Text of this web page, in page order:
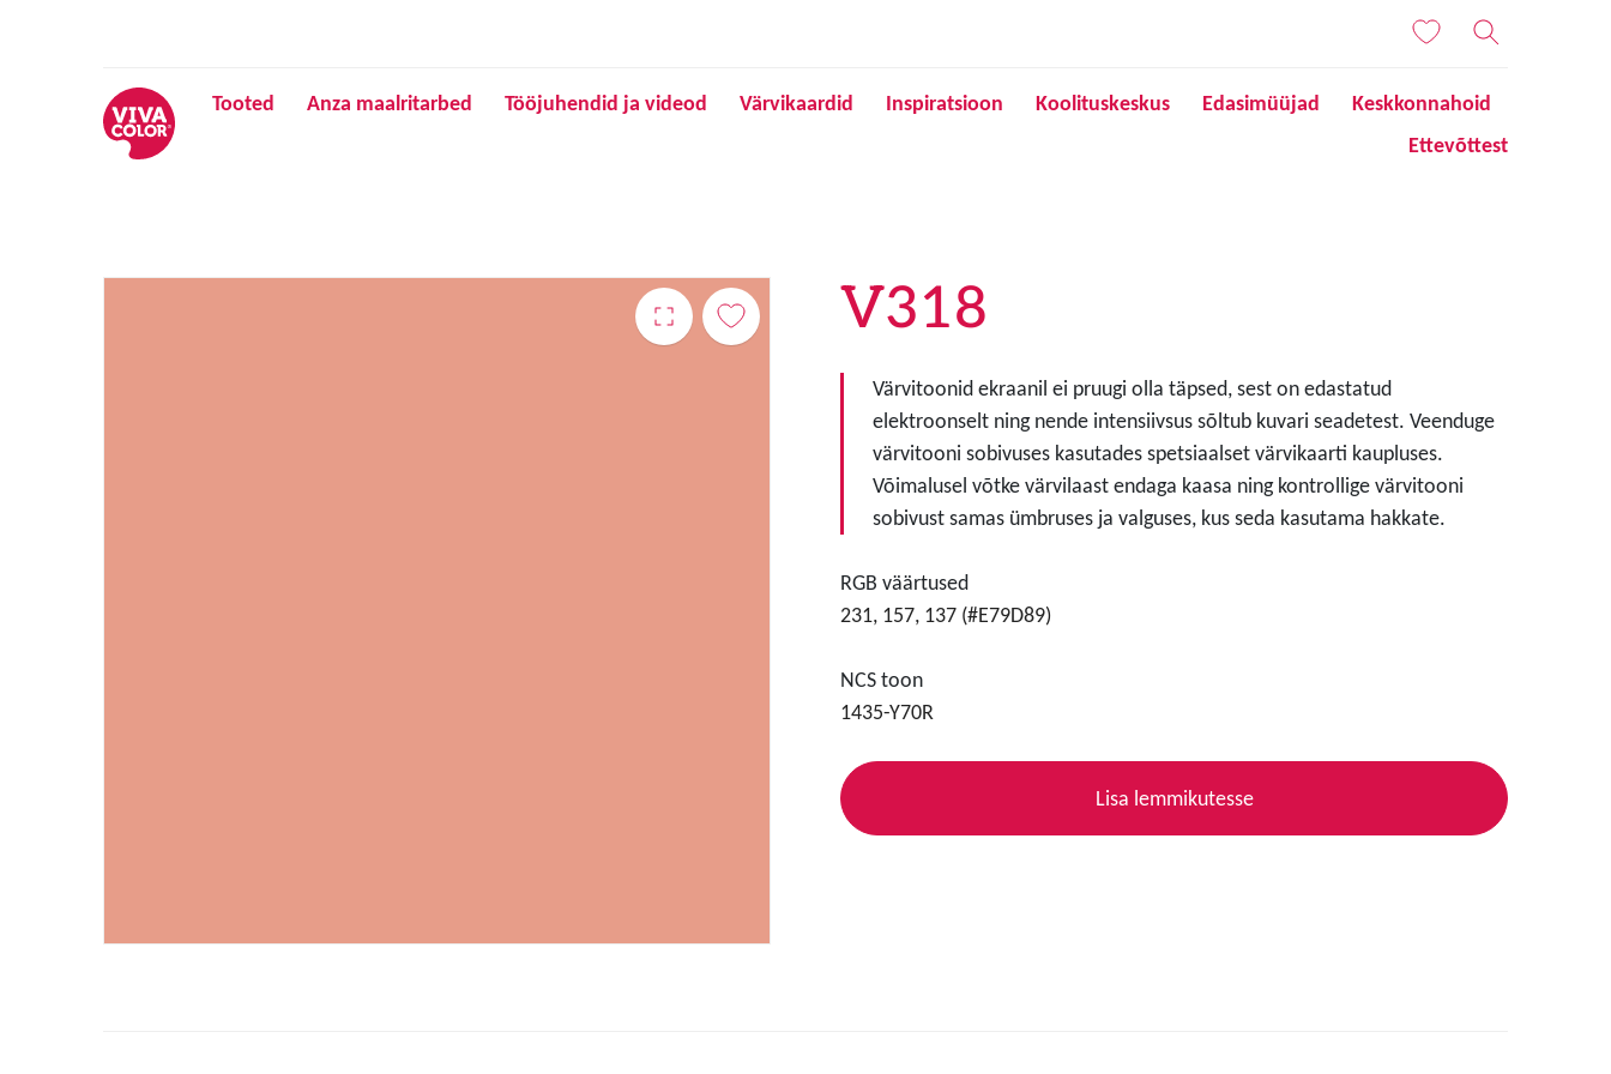
Tooted Anza maalritarbed Tööjuhendid ja videod Värvikaardid Inspiratsioon Koolituskeskus Edasimüüjad
Keskkonnahoid
Ettevõttest
V318
Värvitoonid ekraanil ei pruugi olla täpsed, sest on edastatud
elektroonselt ning nende intensiivsus sõltub kuvari seadetest. Veenduge
värvitooni sobivuses kasutades spetsiaalset värvikaarti kaupluses.
Võimalusel võtke värvilaast endaga kaasa ning kontrollige värvitooni
sobivust samas ümbruses ja valguses, kus seda kasutama hakkate.
RGB väärtused
231, 157, 137 (#E79D89)
NCS toon
1435-Y70R
Lisa lemmikutesse